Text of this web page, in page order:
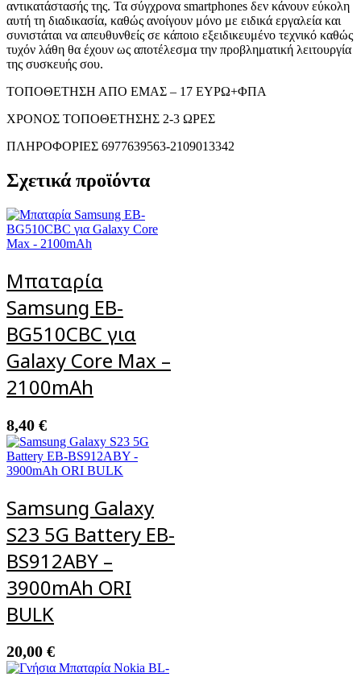
αντικατάστασής της. Τα σύγχρονα smartphones δεν κάνουν εύκολη
αυτή τη διαδικασία, καθώς ανοίγουν μόνο με ειδικά εργαλεία και
συνιστάται να απευθυνθείς σε κάποιο εξειδικευμένο τεχνικό καθώς
τυχόν λάθη θα έχουν ως αποτέλεσμα την προβληματική λειτουργία
της συσκευής σου.
ΤΟΠΟΘΕΤΗΣΗ ΑΠΟ ΕΜΑΣ – 17 ΕΥΡΩ+ΦΠΑ
ΧΡΟΝΟΣ ΤΟΠΟΘΕΤΗΣΗΣ 2-3 ΩΡΕΣ
ΠΛΗΡΟΦΟΡΙΕΣ 6977639563-2109013342
Σχετικά προϊόντα
Μπαταρία
Samsung EB-
BG510CBC για
Galaxy Core Max –
2100mAh
8,40 €
Samsung Galaxy
S23 5G Battery EB-
BS912ABY –
3900mAh ORI
BULK
20,00 €